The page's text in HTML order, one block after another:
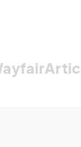
ArticleCB2